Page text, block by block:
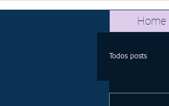
Home
Todos posts